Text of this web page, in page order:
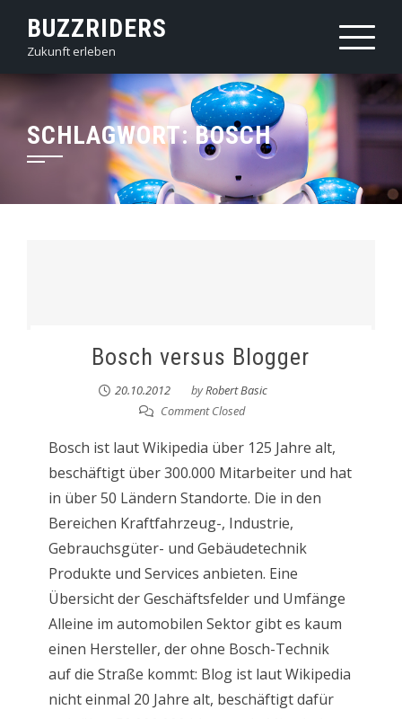
content
BUZZRIDERS
Zukunft erleben
SCHLAGWORT:BOSCH
Bosch versus Blogger
20.10.2012 byRobert Basic
Comment Closed
Bosch ist laut Wikipedia über 125 Jahre alt,
beschäftigt über 300.000 Mitarbeiter und hat
in über 50 Ländern Standorte. Die in den
Bereichen Kraftfahrzeug-, Industrie,
Gebrauchsgüter- und Gebäudetechnik
Produkte und Services anbieten. Eine
Übersicht der Geschäftsfelder und Umfänge
Alleine im automobilen Sektor gibt es kaum
einen Hersteller, der ohne Bosch-Technik
auf die Straße kommt: Blog ist laut Wikipedia
nicht einmal 20 Jahre alt, beschäftigt dafür